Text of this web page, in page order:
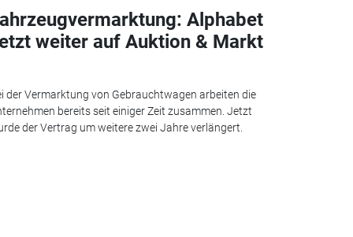
Alphabet
weiter auf Auktion & Markt
der Vermarktung von Gebrauchtwagen arbeiten die
bereits seit einiger Zeit zusammen. Jetzt
der Vertrag um weitere zwei Jahre verlängert.